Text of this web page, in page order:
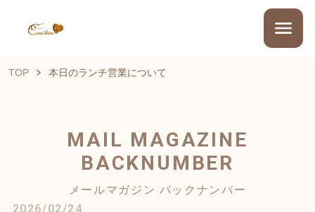
TOP 本日のランチ営業について
MAIL MAGAZINE
BACKNUMBER
メールマガジン バックナンバー
2026/02/24